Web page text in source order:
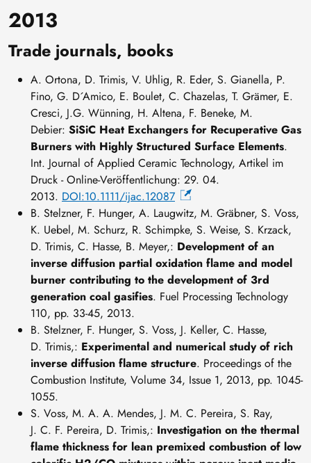
2013
Trade journals, books
A. Ortona, D. Trimis, V. Uhlig, R. Eder, S. Gianella, P.
Fino, G. D´Amico, E. Boulet, C. Chazelas, T. Grämer, E.
Cresci, J.G. Wünning, H. Altena, F. Beneke, M.
Debier: SiSiC Heat Exchangers for Recuperative Gas
Burners with Highly Structured Surface Elements.
Int. Journal of Applied Ceramic Technology, Artikel im
Druck - Online-Veröffentlichung: 29. 04.
2013. DOI:10.1111/ijac.12087
B. Stelzner, F. Hunger, A. Laugwitz, M. Gräbner, S. Voss,
K. Uebel, M. Schurz, R. Schimpke, S. Weise, S. Krzack,
D. Trimis, C. Hasse, B. Meyer,: Development of an
inverse diffusion partial oxidation flame and model
burner contributing to the development of 3rd
generation coal gasifies. Fuel Processing Technology
110, pp. 33-45, 2013.
B. Stelzner, F. Hunger, S. Voss, J. Keller, C. Hasse,
D. Trimis,: Experimental and numerical study of rich
inverse diffusion flame structure. Proceedings of the
Combustion Institute, Volume 34, Issue 1, 2013, pp. 1045-
1055.
S. Voss, M. A. A. Mendes, J. M. C. Pereira, S. Ray,
J. C. F. Pereira, D. Trimis,: Investigation on the thermal
flame thickness for lean premixed combustion of low